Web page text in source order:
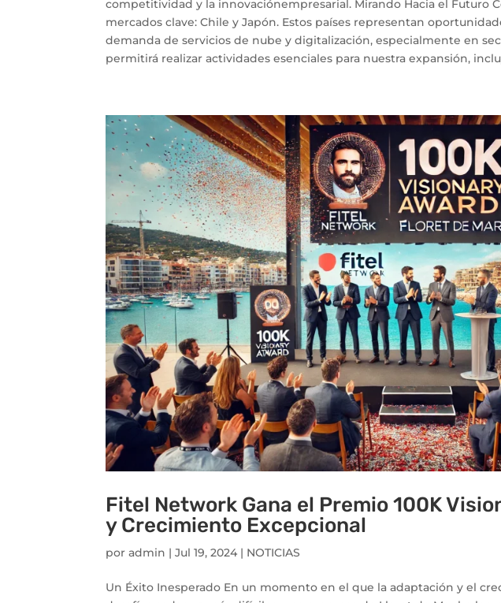
competitividad y la innovaciónempresarial. Mirando Hacia el Futuro
mercados clave: Chile y Japón. Estos países representan
demanda de servicios de nube y digitalización, especialmente en
permitirá realizar actividades esenciales para nuestra expansión,
Fitel Network Gana el Premio 100K
y Crecimiento Excepcional
poradmin |Jul 19, 2024 | NOTICIAS
Un Éxito Inesperado En un momento en el que la adaptación y el